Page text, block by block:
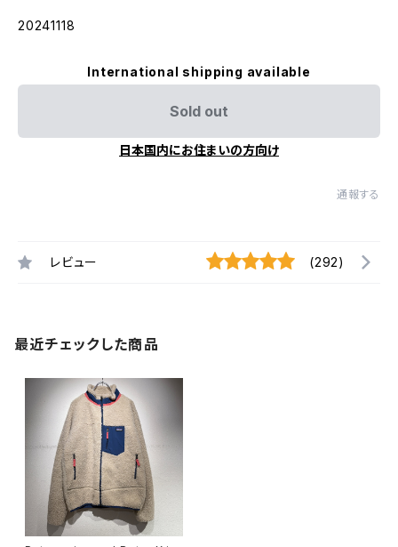
20241118
International shipping available
Sold out
日本国内にお住まいの方向け
通報する
レビュー (292)
最近チェックした商品